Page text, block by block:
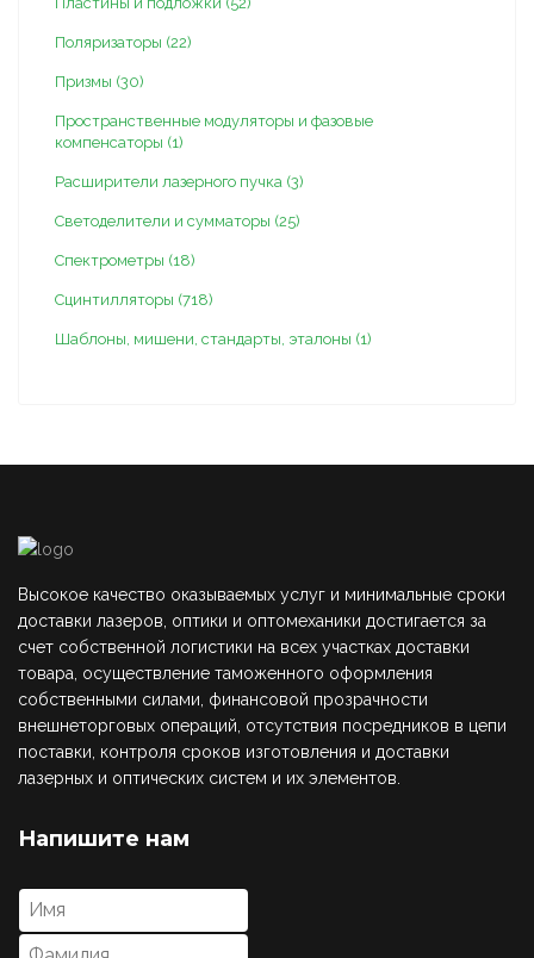
Поляризаторы (22)
Призмы (30)
Пространственные модуляторы и фазовые
компенсаторы (1)
Расширители лазерного пучка (3)
Светоделители и сумматоры (25)
Спектрометры (18)
Сцинтилляторы (718)
Шаблоны, мишени, стандарты, эталоны (1)
Высокое качество оказываемых услуг и минимальные сроки
доставки лазеров, оптики и оптомеханики достигается за
счет собственной логистики на всех участках доставки
товара, осуществление таможенного оформления
собственными силами, финансовой прозрачности
внешнеторговых операций, отсутствия посредников в цепи
поставки, контроля сроков изготовления и доставки
лазерных и оптических систем и их элементов.
Напишите нам